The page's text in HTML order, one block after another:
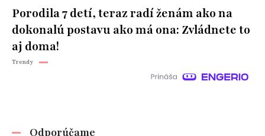
Porodila 7 detí, teraz radí ženám ako na
dokonalú postavu ako má ona: Zvládnete to
aj doma!
Trendy
Odporúčame